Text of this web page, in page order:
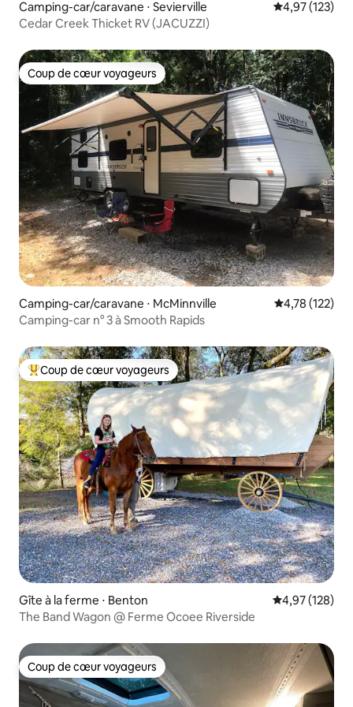
Camping-car/caravane ⋅ Sevierville Évaluation
4,97 (123)
Cedar Creek Thicket RV (JACUZZI)
Coup de cœur voyageurs
Coup de cœur voyageurs
Camping-car/caravane ⋅ McMinnville Évaluation
4,78 (122)
Camping-car n° 3 à Smooth Rapids
Coups de cœur voyageurs les plus appréciés
Coup de cœur voyageurs
Gîte à la ferme ⋅ Benton Évaluation
4,97 (128)
The Band Wagon @ Ferme Ocoee Riverside
Coup de cœur voyageurs
Coup de cœur voyageurs